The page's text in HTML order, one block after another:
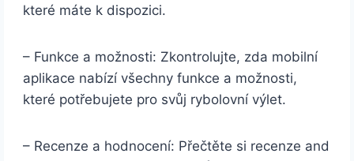
které máte k dispozici.
– Funkce a možnosti: Zkontrolujte, zda mobilní
aplikace nabízí všechny funkce a možnosti,
které potřebujete pro svůj rybolovní výlet.
– Recenze a hodnocení: Přečtěte si recenze and